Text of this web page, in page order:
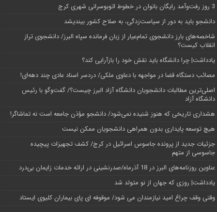
3 روز رفت‌وآمد رایگان بانوان در خطوط اتوبوسرانی شهری کرج
دانشجو باید به دور از سیاست‌زدگی، به صلاح کشور بیندیشد
شاخصه‌های بارز دانشجوی تمام‌عیار از زبان فرمانده سپاه البرز/ دانشجوی تراز
انقلاب کیست؟
یادداشت| چرا دانشگاه باید نقش خود را بازآرایی کند؟
مصائب دستگاه قضا در مواجهه با دعاوی ملکی/ دردسر اسناد عادی چند‌ دهه‌ای!
اصلی‌ترین مطالبات دانشجویان دانشگاه آزاد البرز چیست؟/ گفت‌وگو با رئیس
دانشگاه آز‌اد
هشداری تاریخی که هنوز شنیده نمی‌شود/ دانشجو مؤذن جامعه است نه تماشاگر!
هیچ توسعه پایداری بدون همراهی دانشجویان ممکن نیست
جزئیات جدید از پرونده جاسوس اسرائیل در کرج/‌ کشف تجهیزات پیچیده
جاسوسی از متهم
عناوین روزنامه‌های البرز در ‌18 آذرماه/صدرنشینی در ارائه خدمات زایمان بی‌درد
یادداشت| روزی که جهان از نو متولد شد
وقتی وقف چراغ امید نیازمندان می شود/ موقوفه ای پای بیماران کلیوی ایستاد